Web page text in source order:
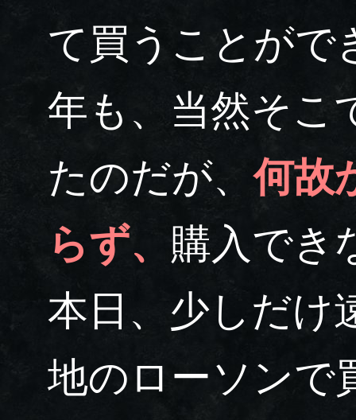
て買うことがで
年も、当然そこ
たのだが、何故
らず、 購入でき
本日、少しだけ
地のローソンで